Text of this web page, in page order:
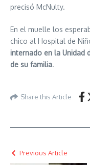
precisó McNulty.
En el muelle los
chico al Hospital de
internado en la Unidad
de su familia.
Share this Article
Previous Article